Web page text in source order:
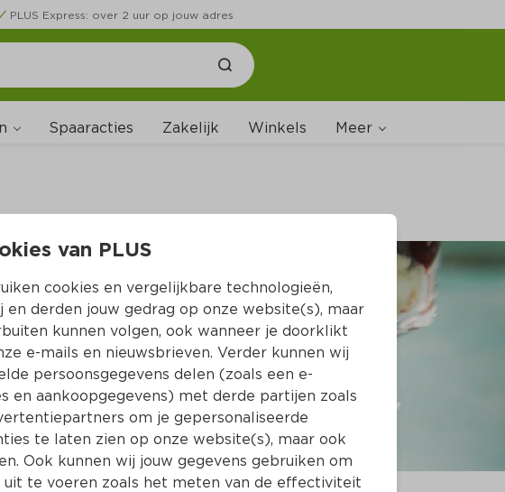
PLUS Express: over 2 uur op jouw adres
Spaaracties Zakelijk Winkels Meer
Wijnshop
Boodschappenlijstjes
van PLUS
cookies en vergelijkbare technologieën,
en derden jouw gedrag op onze website(s), maar
kunnen volgen, ook wanneer je doorklikt
e-mails en nieuwsbrieven. Verder kunnen wij
persoonsgegevens delen (zoals een e-
en aankoopgegevens) met derde partijen zoals
om je gepersonaliseerde
te laten zien op onze website(s), maar ook
Ook kunnen wij jouw gegevens gebruiken om
uit te voeren zoals het meten van de effectiviteit